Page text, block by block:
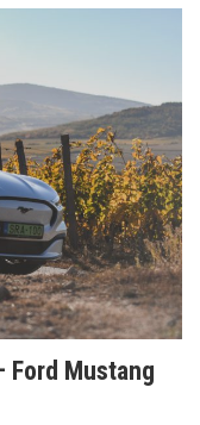
Ford Mustang